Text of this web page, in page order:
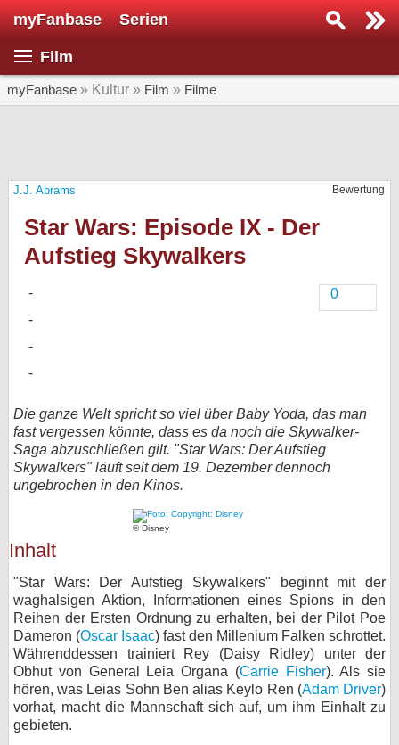
myFanbase Serien
Film
myFanbase » Kultur » Film » Filme
Bewertung
J.J. Abrams
Star Wars: Episode IX - Der
Aufstieg Skywalkers
0
Die ganze Welt spricht so viel über Baby Yoda, das man
fast vergessen könnte, dass es da noch die Skywalker-
Saga abzuschließen gilt. "Star Wars: Der Aufstieg
Skywalkers" läuft seit dem 19. Dezember dennoch
ungebrochen in den Kinos.
© Disney
Inhalt
"Star Wars: Der Aufstieg Skywalkers" beginnt mit der
waghalsigen Aktion, Informationen eines Spions in den
Reihen der Ersten Ordnung zu erhalten, bei der Pilot Poe
Dameron (Oscar Isaac) fast den Millenium Falken schrottet.
Währenddessen trainiert Rey (Daisy Ridley) unter der
Obhut von General Leia Organa (Carrie Fisher). Als sie
hören, was Leias Sohn Ben alias Keylo Ren (Adam Driver)
vorhat, macht die Mannschaft sich auf, um ihm Einhalt zu
gebieten.
Serie suchen...
SERIEN
Veranstaltungen
KULTUR
bei X
bei Facebook
Kontakt
Datenschutz
Cookie-Einstellungen
Impressum
Desktop-Ansicht